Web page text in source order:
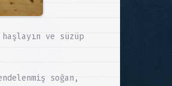
ve süzüp
soğan,